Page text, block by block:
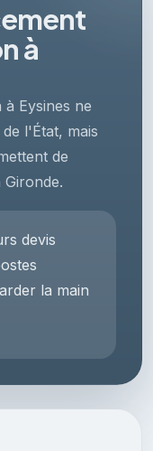
à
à Eysines ne
l'État, mais
de
devis
la main